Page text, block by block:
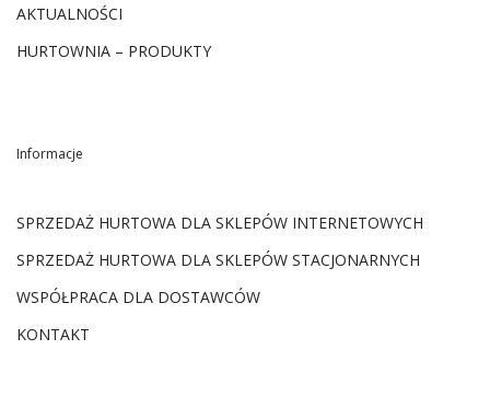
AKTUALNOŚCI
HURTOWNIA – PRODUKTY
Informacje
SPRZEDAŻ HURTOWA DLA SKLEPÓW INTERNETOWYCH
SPRZEDAŻ HURTOWA DLA SKLEPÓW STACJONARNYCH
WSPÓŁPRACA DLA DOSTAWCÓW
KONTAKT